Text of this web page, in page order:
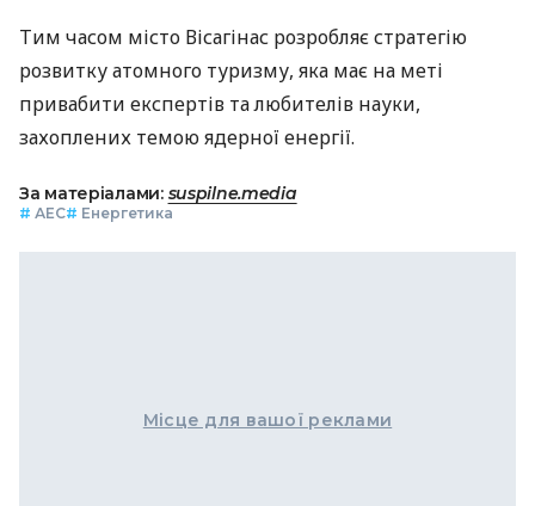
Тим часом місто Вісагінас розробляє стратегію
розвитку атомного туризму, яка має на меті
привабити експертів та любителів науки,
захоплених темою ядерної енергії.
За матеріалами: suspilne.media
# АЕС# Енергетика
Місце для вашої реклами